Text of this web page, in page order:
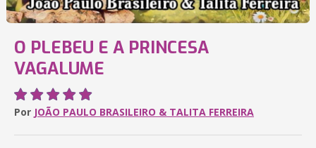
O PLEBEU E A PRINCESA
VAGALUME
Por JOÃO PAULO BRASILEIRO & TALITA FERREIRA